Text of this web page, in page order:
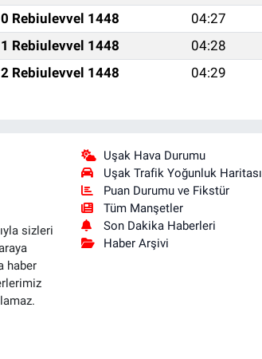
Rebiulevvel 1448 04:27
Rebiulevvel 1448 04:28
Rebiulevvel 1448 04:29
sizleri
haber
Uşak Hava Durumu
Uşak Trafik Yoğunluk Haritası
Puan Durumu ve Fikstür
Tüm Manşetler
Son Dakika Haberleri
Haber Arşivi